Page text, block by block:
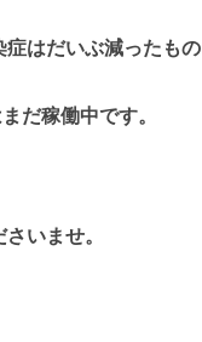
はだいぶ減ったもの
だ稼働中です。
いませ。